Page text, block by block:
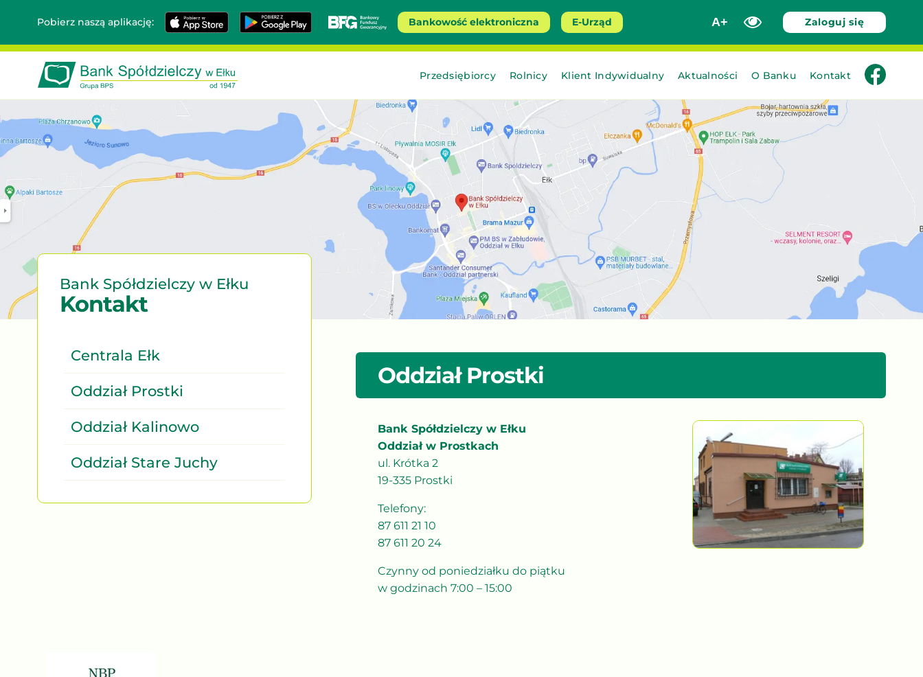
Pobierz naszą aplikację:
App
Store
Google
Play
Bankowość elektroniczna E-Urząd A+ Zaloguj się
Bank
Spółdzielczy
w
Ełku
W
bezpieczny
bo
polski
Przedsiębiorcy Rolnicy Klient Indywidualny Aktualności O Banku Kontakt facebook
Bank Spółdzielczy w Ełku
Kontakt
Centrala Ełk
Oddział Prostki
Oddział Kalinowo
Oddział Stare Juchy
Oddział Prostki
Bank Spółdzielczy w Ełku
Oddział w Prostkach
ul. Krótka 2
19-335 Prostki
Telefony:
87 611 21 10
87 611 20 24
Czynny od poniedziałku do piątku
w godzinach 7:00 – 15:00